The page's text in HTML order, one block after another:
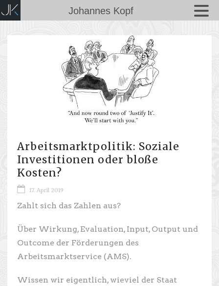
Arbeitsmarktpolitik: Soziale
Investitionen oder bloße
Kosten?
17. April 2019
Zahlt sich das Zahlen aus?
Über Wirkung, Evaluation, Input, Output und
Outcome der Förderungen des
Arbeitsmarktservice (AMS).
Wissen wir eigentlich, wieviel der Staat
Johannes Kopf